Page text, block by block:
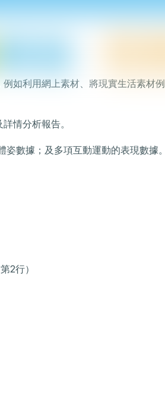
如利用網上素材、將現實生活素材
情分析報告。
姿數據；及多項互動運動的表現數據
2行）